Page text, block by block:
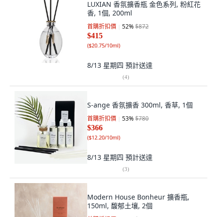
LUXIAN 香氛擴香瓶 金色系列, 粉紅花
香, 1個, 200ml
首購折扣價 52%$872
$415
($20.75/10ml)
8/13 星期四 預計送達
(4)
S-ange 香氛擴香 300ml, 香草, 1個
首購折扣價 53%$780
$366
($12.20/10ml)
8/13 星期四 預計送達
(3)
Modern House Bonheur 擴香瓶,
150ml, 馥郁土壤, 2個